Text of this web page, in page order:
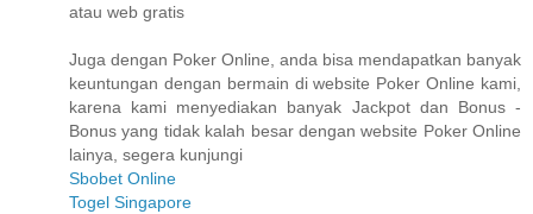
atau web gratis
Juga dengan Poker Online, anda bisa mendapatkan banyak
keuntungan dengan bermain di website Poker Online kami,
karena kami menyediakan banyak Jackpot dan Bonus -
Bonus yang tidak kalah besar dengan website Poker Online
lainya, segera kunjungi
Sbobet Online
Togel Singapore